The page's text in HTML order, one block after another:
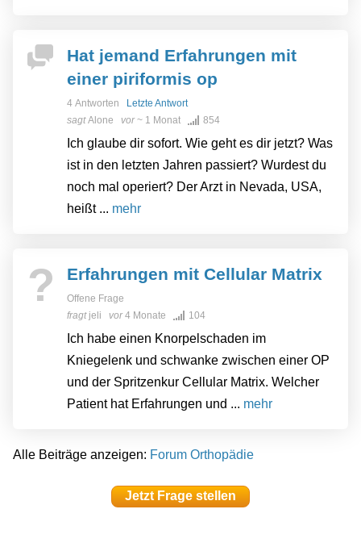
Hat jemand Erfahrungen mit
einer piriformis op
4 Antworten
Letzte Antwort
sagtAlone vor~ 1 Monat 854
Ich glaube dir sofort. Wie geht es dir jetzt? Was
ist in den letzten Jahren passiert? Wurdest du
noch mal operiert? Der Arzt in Nevada, USA,
heißt ... mehr
? Erfahrungen mit Cellular Matrix
Offene Frage
fragt jeli vor4 Monate 104
Ich habe einen Knorpelschaden im
Kniegelenk und schwanke zwischen einer OP
und der Spritzenkur Cellular Matrix. Welcher
Patient hat Erfahrungen und ... mehr
Alle Beiträge anzeigen: Forum Orthopädie
Jetzt Frage stellen